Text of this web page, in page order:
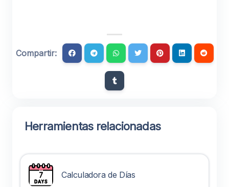
Compartir:
Herramientas relacionadas
Calculadora de Días